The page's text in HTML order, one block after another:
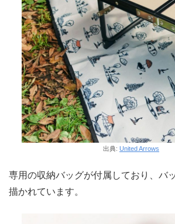
出典: United Arrows
専用の収納バッグが付属しており、バ
描かれています。